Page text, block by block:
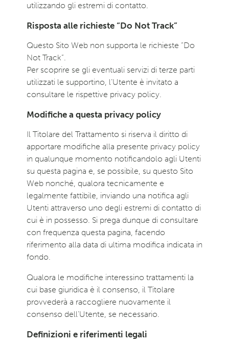
utilizzando gli estremi di contatto.
Risposta alle richieste “Do Not Track”
Questo Sito Web non supporta le richieste “Do
Not Track”.
Per scoprire se gli eventuali servizi di terze parti
utilizzati le supportino, l’Utente è invitato a
consultare le rispettive privacy policy.
Modifiche a questa privacy policy
Il Titolare del Trattamento si riserva il diritto di
apportare modifiche alla presente privacy policy
in qualunque momento notificandolo agli Utenti
su questa pagina e, se possibile, su questo Sito
Web nonché, qualora tecnicamente e
legalmente fattibile, inviando una notifica agli
Utenti attraverso uno degli estremi di contatto di
cui è in possesso. Si prega dunque di consultare
con frequenza questa pagina, facendo
riferimento alla data di ultima modifica indicata in
fondo.
Qualora le modifiche interessino trattamenti la
cui base giuridica è il consenso, il Titolare
provvederà a raccogliere nuovamente il
consenso dell’Utente, se necessario.
Definizioni e riferimenti legali